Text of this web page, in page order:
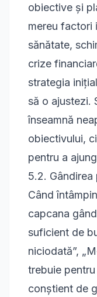
obiective și
mereu factori
sănătate,
crize
strategia
să o ajustezi.
înseamnă
obiectivului,
pentru a
5.2.
Când
capcana
suficient de
niciodată”,
trebuie
conștient de